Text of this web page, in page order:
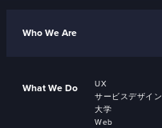
Who We Are
What We Do UX
サービスデザイン
大学
Web